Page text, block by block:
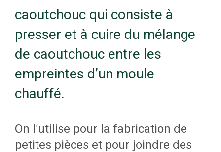
métal ou de plastique provenant de
l’accumulateur puis, pliée sur des
rouleaux préformeurs peut être
intégrée au profilé à sa sortie de la
filière. Le profilé subit ensuite une
première cuisson dans une série de
d’eau froide puis asséché.
Une unité de traction entraîne
caoutchouc qui consiste à
presser et à cuire du mélange
de caoutchouc entre les
empreintes d’un moule
chauffé.
On l’utilise pour la fabrication de
petites pièces et pour joindre des